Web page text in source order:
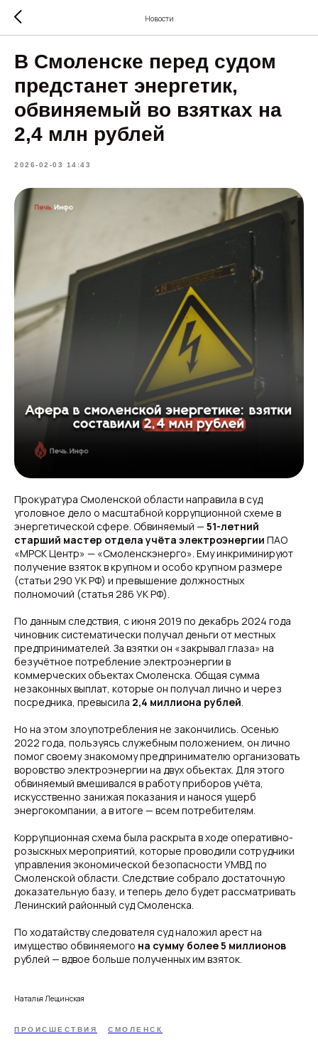
Новости
В Смоленске перед судом
предстанет энергетик,
обвиняемый во взятках на
2,4 млн рублей
2026-02-03 14:43
Прокуратура Смоленской области направила в суд
уголовное дело о масштабной коррупционной схеме в
энергетической сфере. Обвиняемый — 51-летний
старший мастер отдела учёта электроэнергии ПАО
«МРСК Центр» — «Смоленскэнерго». Ему инкриминируют
получение взяток в крупном и особо крупном размере
(статьи 290 УК РФ) и превышение должностных
полномочий (статья 286 УК РФ).
По данным следствия, с июня 2019 по декабрь 2024 года
чиновник систематически получал деньги от местных
предпринимателей. За взятки он «закрывал глаза» на
безучётное потребление электроэнергии в
коммерческих объектах Смоленска. Общая сумма
незаконных выплат, которые он получал лично и через
посредника, превысила 2,4 миллиона рублей.
Но на этом злоупотребления не закончились. Осенью
2022 года, пользуясь служебным положением, он лично
помог своему знакомому предпринимателю организовать
воровство электроэнергии на двух объектах. Для этого
обвиняемый вмешивался в работу приборов учёта,
искусственно занижая показания и нанося ущерб
энергокомпании, а в итоге — всем потребителям.
Коррупционная схема была раскрыта в ходе оперативно-
розыскных мероприятий, которые проводили сотрудники
управления экономической безопасности УМВД по
Смоленской области. Следствие собрало достаточную
доказательную базу, и теперь дело будет рассматривать
Ленинский районный суд Смоленска.
По ходатайству следователя суд наложил арест на
имущество обвиняемого на сумму более 5 миллионов
рублей — вдвое больше полученных им взяток.
Наталья Лещинская
ПРОИСШЕСТВИЯ СМОЛЕНСК